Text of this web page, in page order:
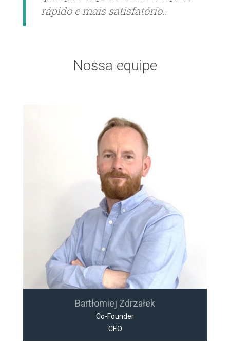
rápido e mais satisfatório..
Nossa equipe
Bartłomiej Zdrzałek
Co-Founder
CEO